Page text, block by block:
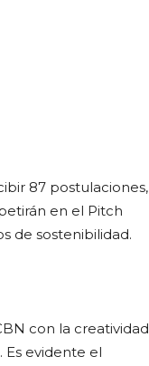
87 postulaciones,
en el Pitch
de sostenibilidad.
con la creatividad
Es evidente el